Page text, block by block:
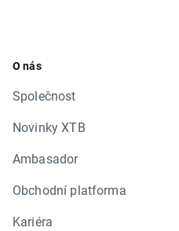
O nás
Společnost
Novinky XTB
Ambasador
Obchodní platforma
Kariéra